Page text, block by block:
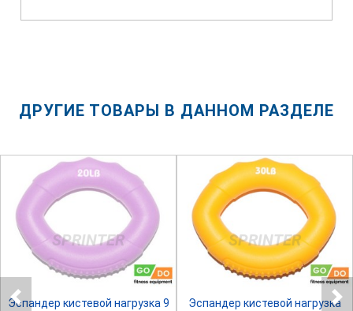
ДРУГИЕ ТОВАРЫ В ДАННОМ РАЗДЕЛЕ
SPRINTER
Эспандер кистевой нагрузка 9
SPRINTER
Эспандер кистевой нагрузка